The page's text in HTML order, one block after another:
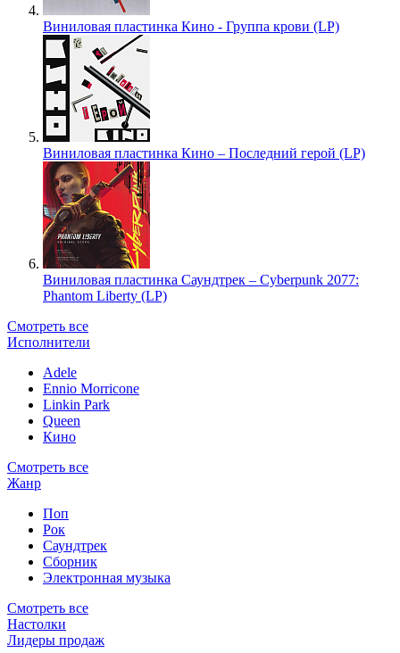
Виниловая пластинка Кино - Группа крови (LP)
Виниловая пластинка Кино – Последний герой (LP)
Виниловая пластинка Саундтрек – Cyberpunk 2077:
Phantom Liberty (LP)
Смотреть все
Исполнители
Adele
Ennio Morricone
Linkin Park
Queen
Кино
Смотреть все
Жанр
Поп
Рок
Саундтрек
Сборник
Электронная музыка
Смотреть все
Настолки
Лидеры продаж